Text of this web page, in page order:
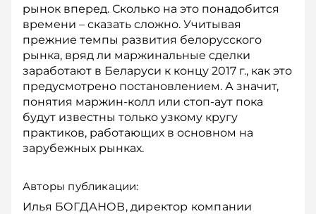
рынок вперед. Сколько на это понадобится
времени – сказать сложно. Учитывая
прежние темпы развития белорусского
рынка, вряд ли маржинальные сделки
заработают в Беларуси к концу 2017 г., как это
предусмотрено постановлением. А значит,
понятия маржин-колл или стоп-аут пока
будут известны только узкому кругу
практиков, работающих в основном на
зарубежных рынках.
Авторы публикации:
Илья БОГДАНОВ, директор компании